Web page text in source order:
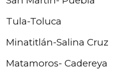
Tula-Toluca
Minatitlán-Salina Cruz
Matamoros- Cadereya